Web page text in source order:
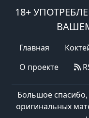
18+
Главная
О проекте
Большое
оригинальных